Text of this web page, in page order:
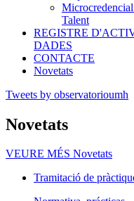
Talent
REGISTRE
DADES
CONTACTE
Novetats
Tweets by observatorioumh
Novetats
VEURE MÉS Novetats
Tramitació de